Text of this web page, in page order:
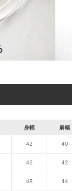
身幅 肩幅
42 40
45 42
48 44